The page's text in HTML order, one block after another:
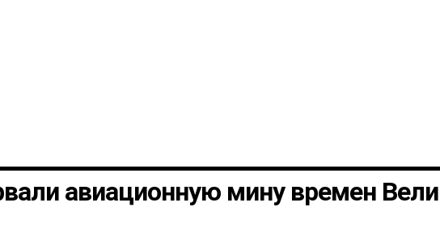
авиационную мину времен